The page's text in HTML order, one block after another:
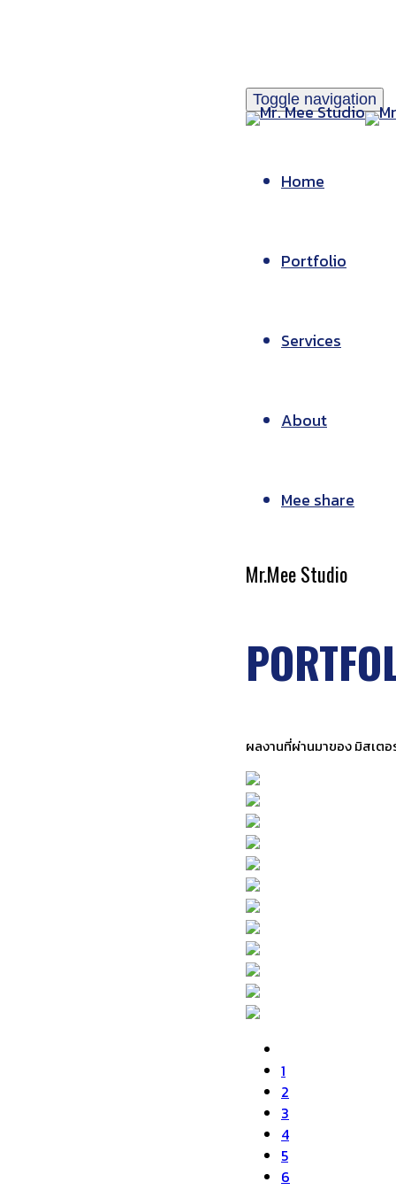
Toggle navigation
Home
Portfolio
Services
About
Mee share
Mr.Mee Studio
ผลงานที่ผ่านมาของ มิสเต
1
2
3
4
5
6